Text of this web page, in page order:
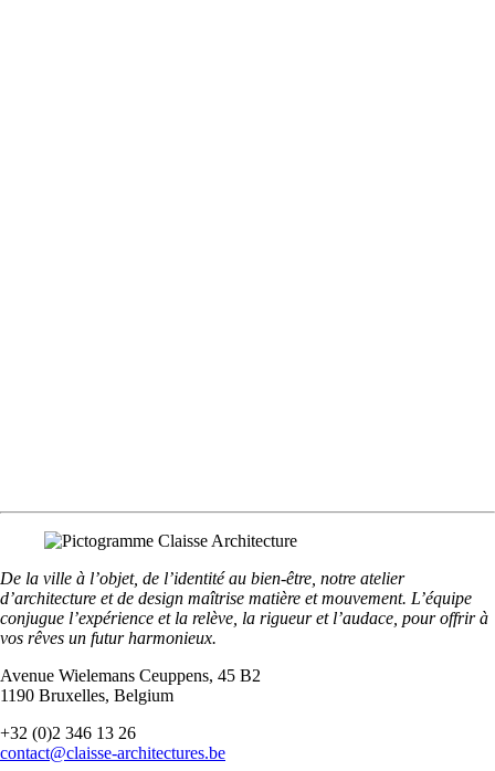
De la ville à l’objet, de l’identité au bien-être, notre atelier
d’architecture et de design maîtrise matière et mouvement. L’équipe
conjugue l’expérience et la relève, la rigueur et l’audace, pour offrir à
vos rêves un futur harmonieux.
Avenue Wielemans Ceuppens, 45 B2
1190 Bruxelles, Belgium
+32 (0)2 346 13 26
contact@claisse-architectures.be